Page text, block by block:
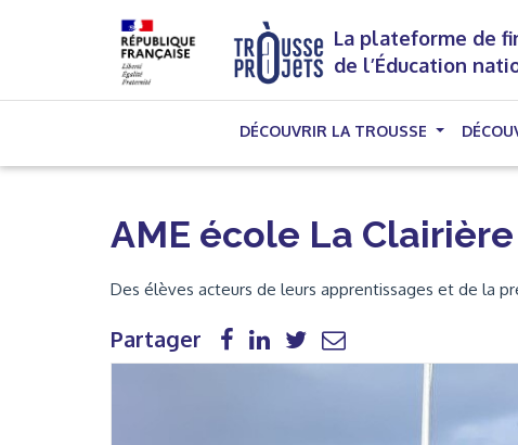
La plateforme de
de l’Éducation
DÉCOUVRIR LA TROUSSE
AME école La
Des élèves acteurs de leurs apprentissages et de la
Partager